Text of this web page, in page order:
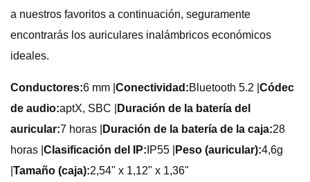
a nuestros favoritos a continuación, seguramente
encontrarás los auriculares inalámbricos económicos
ideales.
Conductores:6 mm | Conectividad:Bluetooth 5.2 | Códec
de audio:aptX, SBC |
Duración de la batería del
auricular:7 horas | Duración de la batería de la caja:28
horas | Clasificación del IP: IP55 | Peso (auricular):4,6g
Tamaño (caja):2,54" x 1,12" x 1,36"